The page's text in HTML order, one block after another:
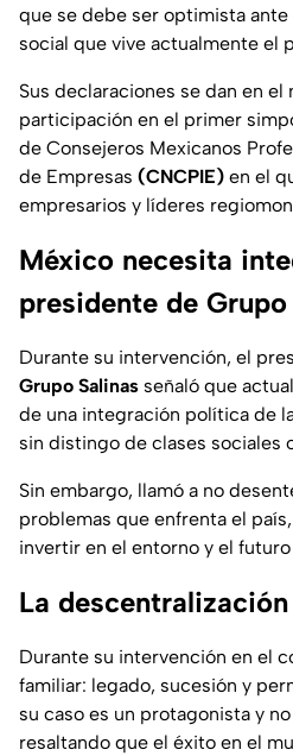
que se debe ser optimista
social que vive actualmente el
Sus declaraciones se dan en el
participación en el primer
de Consejeros Mexicanos
de Empresas (CNCPIE) en el
empresarios y líderes
México necesita
presidente de Grupo
Durante su intervención, el
Grupo Salinas señaló que
de una integración política de
sin distingo de clases sociales
Sin embargo, llamó a no
problemas que enfrenta el
invertir en el entorno y el
La
Durante su intervención en el
familiar: legado, sucesión y
su caso es un protagonista y
resaltando que el éxito en el